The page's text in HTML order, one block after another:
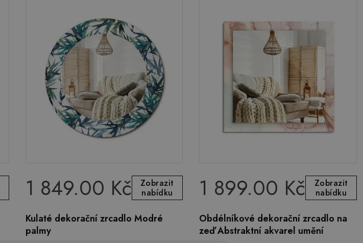
1 849.00 Kč
Zobrazit
nabídku
Kulaté dekorační zrcadlo Modré
palmy
1 899.00 Kč
Zobrazit
nabídku
Obdélníkové dekorační zrcadlo na
zeď Abstraktní akvarel umění